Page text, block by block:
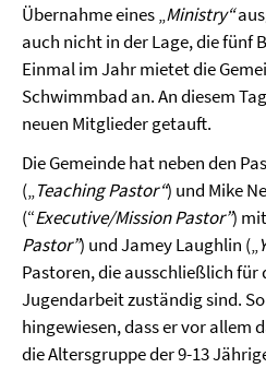
Übernahme eines „Ministry“
auch nicht in der Lage, die fünf
Einmal im Jahr mietet die
Schwimmbad an. An diesem
neuen Mitglieder getauft.
Die Gemeinde hat neben den
(„Teaching Pastor“) und Mike
(“Executive/Mission Pastor”)
Pastor”) und Jamey Laughlin („
Pastoren, die ausschließlich für
Jugendarbeit zuständig sind.
hingewiesen, dass er vor allem
die Altersgruppe der 9-13